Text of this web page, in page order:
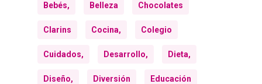
Bebés, Belleza Chocolates
Clarins Cocina, Colegio
Cuidados, Desarrollo, Dieta,
Diseño, Diversión Educación